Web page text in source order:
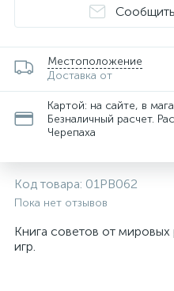
Местоположение
Доставка от
Картой: на сайте, в
Безналичный расчет.
Черепаха
Код товара: 01PB062
Пока нет отзывов
Книга советов от мировых
игр.